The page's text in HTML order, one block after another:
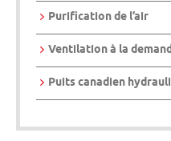
Purification de l’air
Ventilation à la
Puits canadien